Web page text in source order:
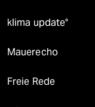
klima update°
Mauerecho
Freie Rede